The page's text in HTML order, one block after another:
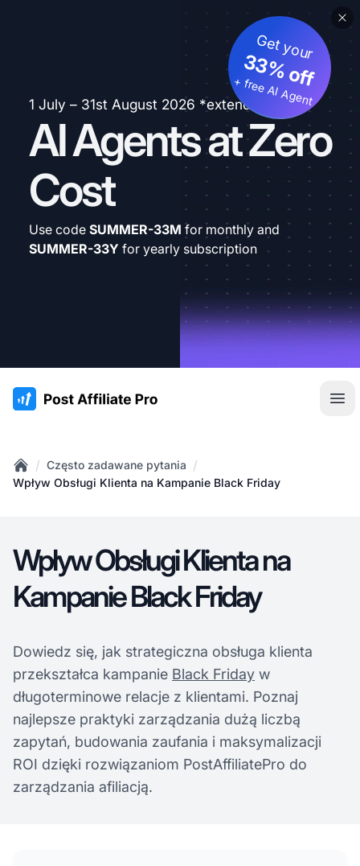
1 July – 31st August 2026 *extended
AI Agents at Zero
Cost
Get your
33% off
+ free AI Agent
Use code SUMMER-33M for monthly and
SUMMER-33Y for yearly subscription
:site.title
Home
/ Często zadawane pytania /
Wpływ Obsługi Klienta na Kampanie Black Friday
Wpływ Obsługi Klienta na
Kampanie Black Friday
Dowiedz się, jak strategiczna obsługa klienta
przekształca kampanie Black Friday w
długoterminowe relacje z klientami. Poznaj
najlepsze praktyki zarządzania dużą liczbą
zapytań, budowania zaufania i maksymalizacji
ROI dzięki rozwiązaniom PostAffiliatePro do
zarządzania afiliacją.